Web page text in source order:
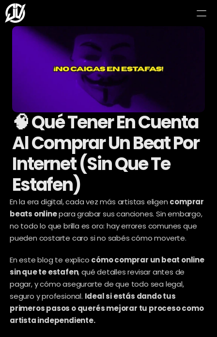
🧠 Qué Tener En Cuenta
Al Comprar Un Beat Por
Internet (Sin Que Te
Estafen)
En la era digital, cada vez más artistas eligen comprar
beats online para grabar sus canciones. Sin embargo,
no todo lo que brilla es oro: hay errores comunes que
pueden costarte caro si no sabés cómo moverte.
En este blog te explico cómo comprar un beat online
sin que te estafen, qué detalles revisar antes de
pagar, y cómo asegurarte de que todo sea legal,
seguro y profesional. Ideal si estás dando tus
primeros pasos o querés mejorar tu proceso como
artista independiente.